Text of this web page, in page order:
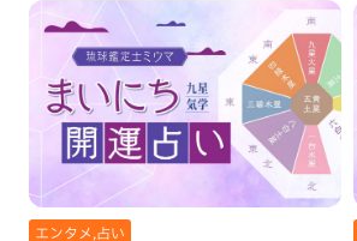
エンタメ,占い